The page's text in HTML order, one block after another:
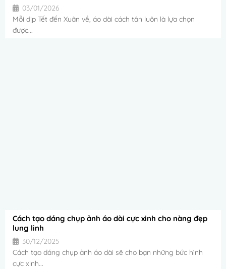
03/01/2026
Mỗi dịp Tết đến Xuân về, áo dài cách tân luôn là lựa chọn
được...
Cách tạo dáng chụp ảnh áo dài cực xinh cho nàng đẹp
lung linh
30/12/2025
Cách tạo dáng chụp ảnh áo dài sẽ cho bạn những bức hình
cực xinh...